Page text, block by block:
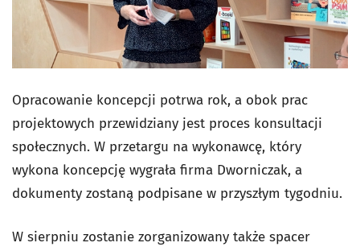
Opracowanie koncepcji potrwa rok, a obok prac
projektowych przewidziany jest proces konsultacji
społecznych. W przetargu na wykonawcę, który
wykona koncepcję wygrała firma Dworniczak, a
dokumenty zostaną podpisane w przyszłym tygodniu.
W sierpniu zostanie zorganizowany także spacer